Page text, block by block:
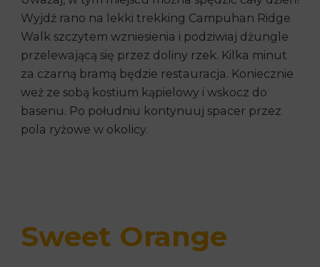
Wyjdź rano na lekki trekking Campuhan Ridge
Walk szczytem wzniesienia i podziwiaj dżungle
przelewającą się przez doliny rzek. Kilka minut
za czarną bramą będzie restauracja. Koniecznie
weź ze sobą kostium kąpielowy i wskocz do
basenu. Po południu kontynuuj spacer przez
pola ryżowe w okolicy.
Sweet Orange